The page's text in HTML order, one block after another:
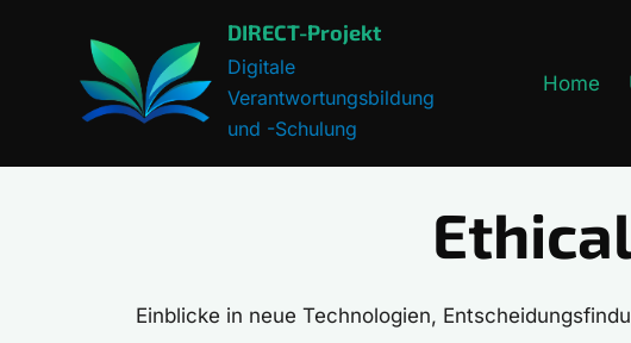
springen
DIRECT-Projekt
Digitale
Verantwortungsbildung
und -Schulung
Home
Einblicke in neue Technologien,